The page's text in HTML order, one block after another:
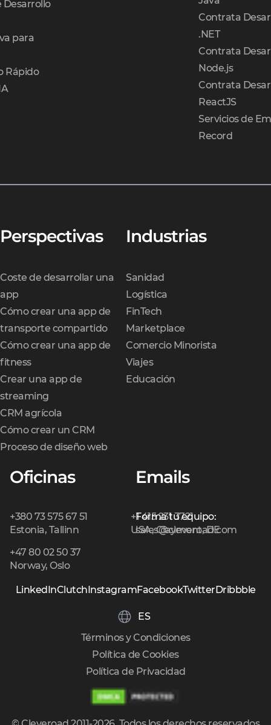
Desarrollo
para
Rápido
Contrata
.NET
Contrata
Node.js
Contrata
ReactJS
Servicios de
Record
Perspectivas
Coste de desarrollar una
app
Cómo crear una app de
transporte compartido
Cómo crear una app de
fitness
Crear una app de
streaming
CRM agrícola
Cómo crear un CRM
Proceso de diseño web
Industrias
Sanidad
Logística
FinTech
Marketplace
Comercio Minorista
Viajes
Educación
Oficinas
+380 73 575 67 51
Estonia, Tallinn
+1 415 231 3721
USA, Claymont, DE
+47 80 02 50 37
Norway, Oslo
Emails
Forma tu equipo:
sales@cleveroad.com
ES
LinkedInClutchInstagramFacebookTwitterDribbble
Política de Privacidad
Política de Cookies
Términos y Condiciones